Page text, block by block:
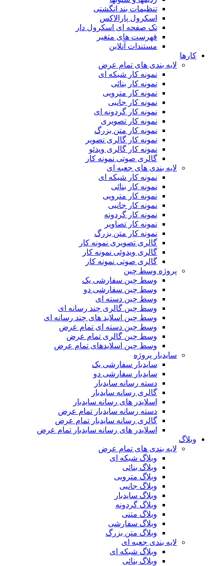
تنظیمات بند انگشتی
اسکرول پارالاکس
تک صفحه ای اسکرول دار
فهرست های متغیر
مستندات آنلاین
کارها
لایه بندی های تمام عرض
نمونه کار شبکه ای
نمونه کار بنائی
نمونه کار مترویی
نمونه کار جانبی
نمونه کار گردونه ای
نمونه کار تصویری
نمونه کار متن بزرگ
نمونه کار گالری تصویر
نمونه کار گالری ویدئو
گالری صوتی نمونه کار
لایه بندی های جعبه ای
نمونه کار شبکه ای
نمونه کار بنائی
نمونه کار مترویی
نمونه کار جانبی
نمونه کار گردونه
نمونه کار تصاویر
نمونه کار متن بزرگ
گالری تصویری نمونه کار
گالری ویدوئی نمونه کار
گالری صوتی نمونه کار
پروژه وسط چین
وسط چین سفارشی یک
وسط چین سفارشی دو
وسط چین دسته ای
وسط چین گالری چند رسانه ای
وسط چین اسلاید های چند رسانه ای
وسط چین دسته ای تمام عرض
وسط چین گالری تمام عرض
وسط چین اسلایدهای تمام عرض
سایدبار پروژه
سایدبار سفارشی یک
سایدبار سفارشی دو
دسته رسانه سایدبار
گالری رسانه سایدبار
اسلایدر های رسانه سایدبار
دسته رسانه سایدبار تمام عرض
گالری رسانه سایدبار تمام عرض
اسلایدر های رسانه سایدبار تمام عرض
وبلاگ
لایه بندی های تمام عرض
وبلاگ شبکه ای
وبلاگ بنائی
وبلاگ مترویی
وبلاگ جانبی
وبلاگ سایدبار
وبلاگ گردونه
وبلاگ متنی
وبلاگ سفارشی
وبلاگ متن بزرگ
لایه بندی جعبه ای
وبلاگ شبکه ای
وبلاگ بنائی